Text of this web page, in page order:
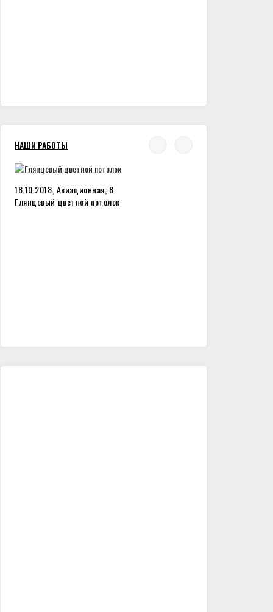
НАШИ РАБОТЫ
18.10.2018, Авиационная, 8
Глянцевый цветной потолок